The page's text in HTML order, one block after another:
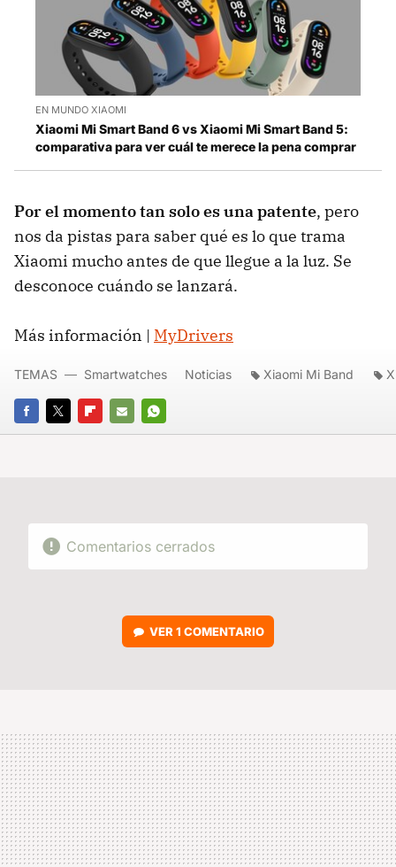
EN MUNDO XIAOMI
Xiaomi Mi Smart Band 6 vs Xiaomi Mi Smart Band 5:
comparativa para ver cuál te merece la pena comprar
Por el momento tan solo es una patente, pero
nos da pistas para saber qué es lo que trama
Xiaomi mucho antes de que llegue a la luz. Se
desconoce cuándo se lanzará.
Más información | MyDrivers
FACEBOOK
TWITTERFLIPBOARD
E-
WHATSAPP
TEMAS Smartwatches Noticias Xiaomi Mi Band
Comentarios cerrados
VER1 COMENTARIO